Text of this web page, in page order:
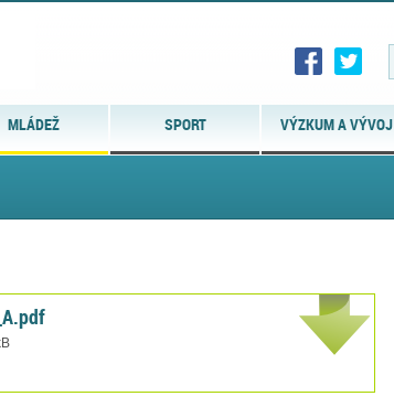
MLÁDEŽ SPORT VÝZKUM A VÝVOJ